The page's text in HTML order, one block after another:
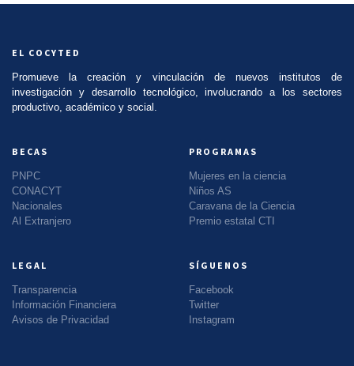
EL COCYTED
Promueve la creación y vinculación de nuevos institutos de
investigación y desarrollo tecnológico, involucrando a los sectores
productivo, académico y social.
BECAS
PNPC
CONACYT
Nacionales
Al Extranjero
PROGRAMAS
Mujeres en la ciencia
Niños AS
Caravana de la Ciencia
Premio estatal CTI
LEGAL
Transparencia
Información Financiera
Avisos de Privacidad
SÍGUENOS
Facebook
Twitter
Instagram